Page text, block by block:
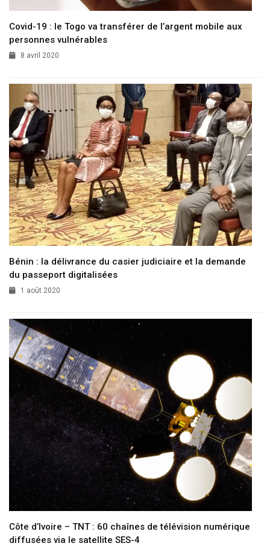
Covid-19 : le Togo va transférer de l’argent mobile aux
personnes vulnérables
8 avril 2020
Bénin : la délivrance du casier judiciaire et la demande
du passeport digitalisées
1 août 2020
Côte d’Ivoire – TNT : 60 chaînes de télévision numérique
diffusées via le satellite SES-4